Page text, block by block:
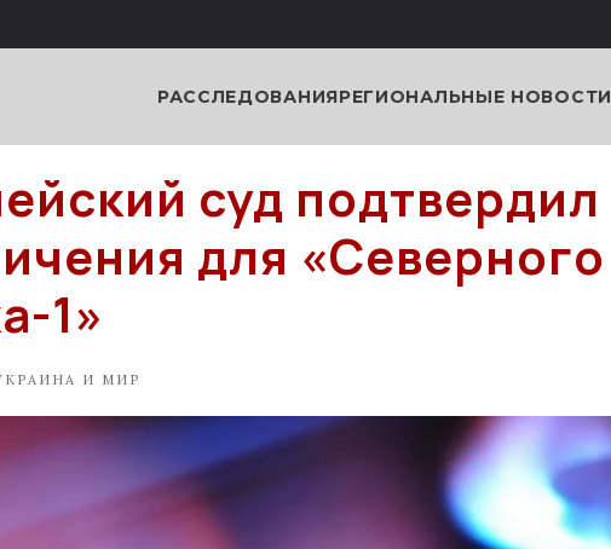
РАССЛЕДОВАНИЯРЕГИОНАЛЬНЫЕ НОВОСТИ
суд подтвердил
для «Северного
1»
И МИР